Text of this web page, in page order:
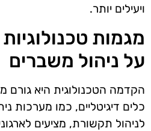
ויעילים יותר.
מגמות
על ניהול משברים
הקדמה הטכנולוגית היא גורם
כלים דיגיטליים, כמו מערכות
לניהול תקשורת, מציעים